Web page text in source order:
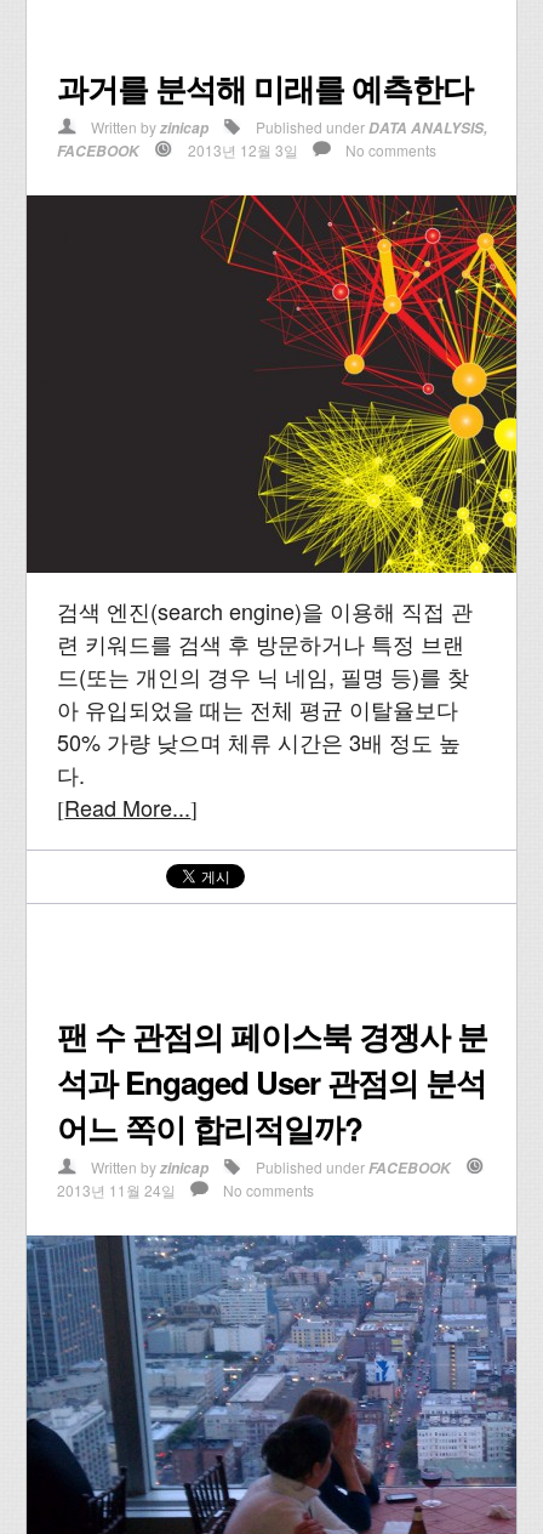
과거를 분석해 미래를 예측한다
Written byzinicap Published under DATA ANALYSIS,
FACEBOOK
2013년 12월 3일 No comments
검색 엔진(search engine)을 이용해 직접 관
련 키워드를 검색 후 방문하거나 특정 브랜
드(또는 개인의 경우 닉 네임, 필명 등)를 찾
아 유입되었을 때는 전체 평균 이탈율보다
50% 가량 낮으며 체류 시간은 3배 정도 높
다.
[Read More...]
팬 수 관점의 페이스북 경쟁사 분
석과 Engaged User 관점의 분석
어느 쪽이 합리적일까?
Written byzinicap Published underFACEBOOK
2013년 11월 24일
No comments